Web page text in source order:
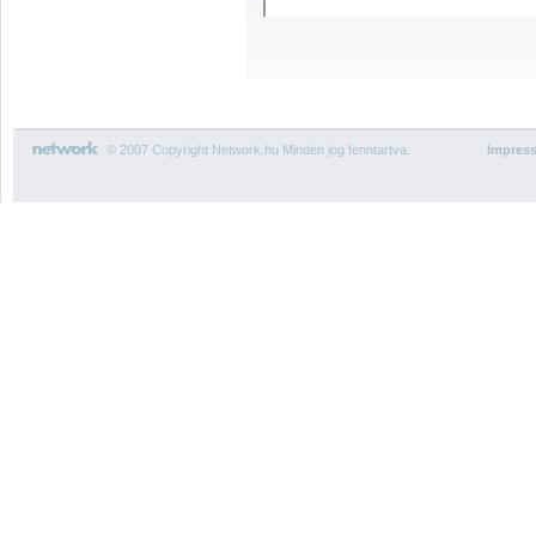
© 2007 Copyright Network.hu Minden jog fenntartva.